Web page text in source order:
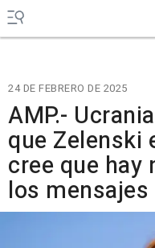
24 DE FEBRERO DE 2025
AMP.-
que Zelenski
cree que hay
los